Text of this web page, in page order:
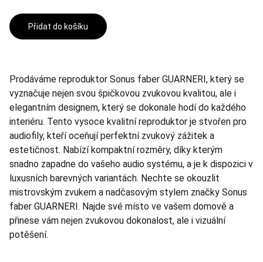
Přidat do košíku
Prodáváme reproduktor Sonus faber GUARNERI, který se
vyznačuje nejen svou špičkovou zvukovou kvalitou, ale i
elegantním designem, který se dokonale hodí do každého
interiéru. Tento vysoce kvalitní reproduktor je stvořen pro
audiofily, kteří oceňují perfektní zvukový zážitek a
estetičnost. Nabízí kompaktní rozměry, díky kterým
snadno zapadne do vašeho audio systému, a je k dispozici v
luxusních barevných variantách. Nechte se okouzlit
mistrovským zvukem a nadčasovým stylem značky Sonus
faber GUARNERI. Najde své místo ve vašem domově a
přinese vám nejen zvukovou dokonalost, ale i vizuální
potěšení.